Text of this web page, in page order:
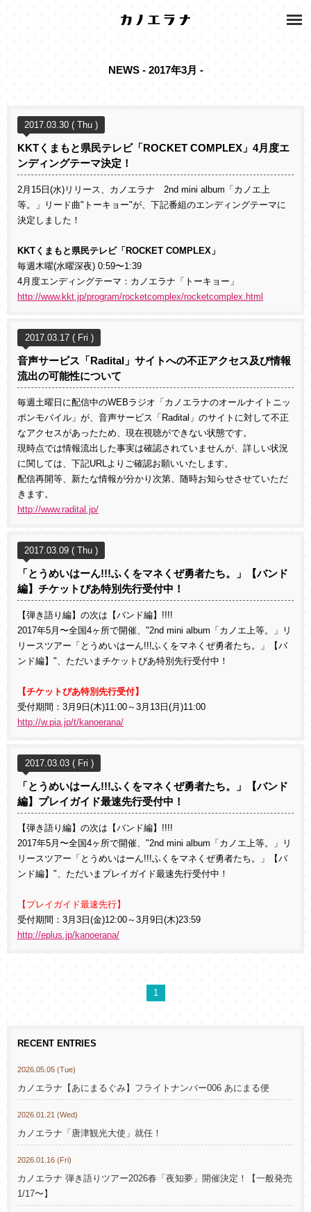
NEWS - 2017年3月 -
2017.03.30 ( Thu )
KKTくまもと県民テレビ「ROCKET COMPLEX」4月度エ
ンディングテーマ決定！
2月15日(水)リリース、カノエラナ 2nd mini album「カノエ上
等。」リード曲"トーキョー"が、下記番組のエンディングテーマに
決定しました！
KKTくまもと県民テレビ「ROCKET COMPLEX」
毎週木曜(水曜深夜) 0:59〜1:39
4月度エンディングテーマ：カノエラナ「トーキョー」
http://www.kkt.jp/program/rocketcomplex/rocketcomplex.html
2017.03.17 ( Fri )
音声サービス「Radital」サイトへの不正アクセス及び情報
流出の可能性について
毎週土曜日に配信中のWEBラジオ「カノエラナのオールナイトニッ
ポンモバイル」が、音声サービス「Radital」のサイトに対して不正
なアクセスがあったため、現在視聴ができない状態です。
現時点では情報流出した事実は確認されていませんが、詳しい状況
に関しては、下記URLよりご確認お願いいたします。
配信再開等、新たな情報が分かり次第、随時お知らせさせていただ
きます。
http://www.radital.jp/
2017.03.09 ( Thu )
「とうめいはーん!!!ふくをマネくぜ勇者たち。」【バンド
編】チケットぴあ特別先行受付中！
【弾き語り編】の次は【バンド編】!!!!
2017年5月〜全国4ヶ所で開催、"2nd mini album「カノエ上等。」リ
リースツアー「とうめいはーん!!!ふくをマネくぜ勇者たち。」【バ
ンド編】"、ただいまチケットぴあ特別先行受付中！
【チケットぴあ特別先行受付】
受付期間：3月9日(木)11:00～3月13日(月)11:00
http://w.pia.jp/t/kanoerana/
2017.03.03 ( Fri )
「とうめいはーん!!!ふくをマネくぜ勇者たち。」【バンド
編】プレイガイド最速先行受付中！
【弾き語り編】の次は【バンド編】!!!!
2017年5月〜全国4ヶ所で開催、"2nd mini album「カノエ上等。」リ
リースツアー「とうめいはーん!!!ふくをマネくぜ勇者たち。」【バ
ンド編】"、ただいまプレイガイド最速先行受付中！
【プレイガイド最速先行】
受付期間：3月3日(金)12:00～3月9日(木)23:59
http://eplus.jp/kanoerana/
1
RECENT ENTRIES
2026.05.05 (Tue)
カノエラナ【あにまるぐみ】フライトナンバー006 あにまる便
2026.01.21 (Wed)
カノエラナ「唐津観光大使」就任！
2026.01.16 (Fri)
カノエラナ 弾き語りツアー2026春「夜知夢」開催決定！【一般発売
1/17〜】